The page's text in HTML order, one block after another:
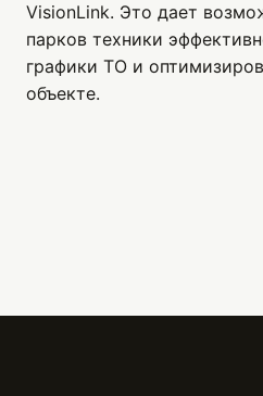
VisionLink. Это дает
парков техники
графики ТО и
объекте.